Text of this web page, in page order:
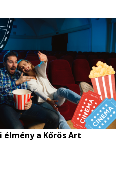
a Kőrös Art